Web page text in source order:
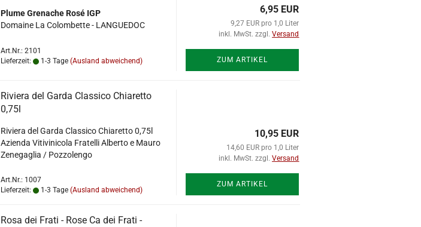
Plume Grenache Rosé IGP
Domaine La Colombette - LANGUEDOC
Art.Nr.: 2101
Lieferzeit:
1-3 Tage (Ausland abweichend)
6,95 EUR
9,27 EUR pro 1,0 Liter
inkl. MwSt. zzgl.Versand
ZUM ARTIKEL
Riviera del Garda Classico Chiaretto
0,75l
Riviera del Garda Classico Chiaretto 0,75l
Azienda Vitivinicola Fratelli Alberto e Mauro
Zenegaglia / Pozzolengo
Art.Nr.: 1007
Lieferzeit:
1-3 Tage (Ausland abweichend)
10,95 EUR
14,60 EUR pro 1,0 Liter
inkl. MwSt. zzgl.Versand
ZUM ARTIKEL
Rosa dei Frati - Rose Ca dei Frati -